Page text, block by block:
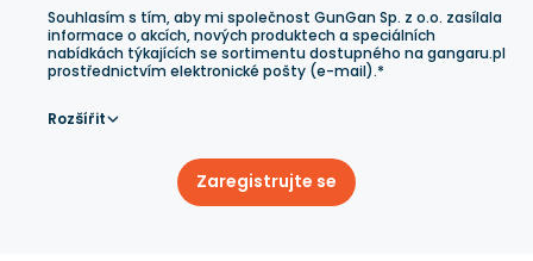
Souhlasím s tím, aby mi společnost GunGan Sp. z o.o. zasílala
informace o akcích, nových produktech a speciálních
nabídkách týkajících se sortimentu dostupného na gangaru.pl
prostřednictvím elektronické pošty (e-mail).*
Rozšířit
Zaregistrujte se